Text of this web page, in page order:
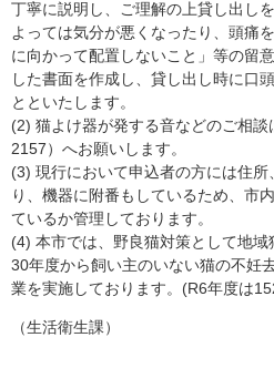
丁寧に説明し、ご理解の上貸し出し
よっては気分が悪くなったり、頭痛
に向かって配置しないこと」等の留
した書面を作成し、貸し出し時に口
とといたします。
(2) 猫よけ器が発する音などのご相
2157）へお願いします。
(3) 現行において申込者の方には住
り、機器に附番もしているため、市
ているか管理しております。
(4) 本市では、野良猫対策として地
30年度から飼い主のいない猫の不妊
業を実施しております。(R6年度は
（生活衛生課）